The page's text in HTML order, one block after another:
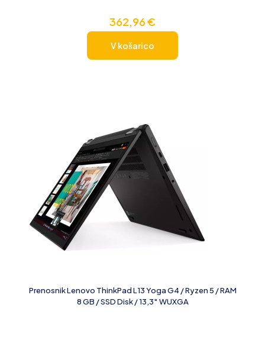
362,96€
V košarico
Prenosnik Lenovo ThinkPad L13 Yoga G4 / Ryzen 5 / RAM
8 GB / SSD Disk / 13,3″ WUXGA